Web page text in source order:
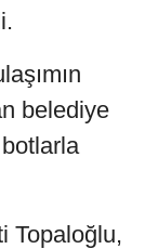
belediye
Topaloğlu,